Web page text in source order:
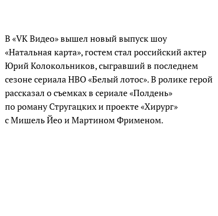
В «VK Видео» вышел новый выпуск шоу
«Натальная карта», гостем стал российский актер
Юрий Колокольников, сыгравший в последнем
сезоне сериала HBO «Белый лотос». В ролике герой
рассказал о съемках в сериале «Полдень»
по роману Стругацких и проекте «Хирург»
с Мишель Йео и Мартином Фрименом.